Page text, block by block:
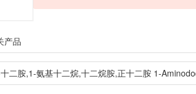
产品
二胺,1-氨基十二烷,十二烷胺,正十二胺 1-